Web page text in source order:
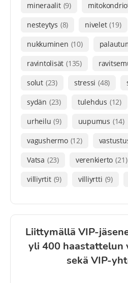
mineraalit (9)
nesteytys (8) nivelet (19)
nukkuminen (10)
ravintolisät (135)
solut (23) stressi (48)
sydän (23) tulehdus (12)
urheilu (9) uupumus (14)
vagushermo (12)
Vatsa (23) verenkierto (21)
villiyrtit (9) villiyrtti (9)
Liittymällä VIP-
yli 400 haastattelun
sekä VIP-